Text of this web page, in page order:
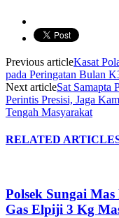
Previous articleKasat
pada Peringatan Bulan
Next articleSat Samapta
Perintis Presisi, Jaga
Tengah Masyarakat
RELATED
Polsek Sungai
Gas Elpiji 3 Kg